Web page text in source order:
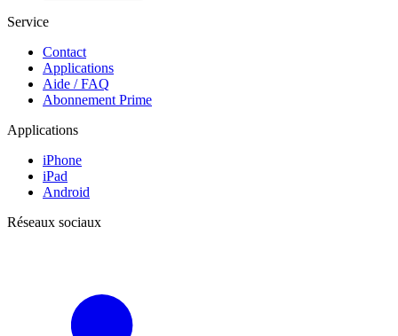
Service
Contact
Applications
Aide / FAQ
Abonnement Prime
Applications
iPhone
iPad
Android
Réseaux sociaux